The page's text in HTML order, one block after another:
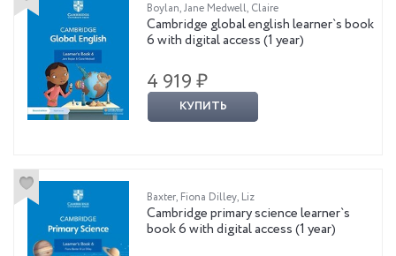
Boylan, Jane Medwell, Claire
Cambridge global english learner`s book
6 with digital access (1 year)
4 919 ₽
КУПИТЬ
Baxter, Fiona Dilley, Liz
Cambridge primary science learner`s
book 6 with digital access (1 year)